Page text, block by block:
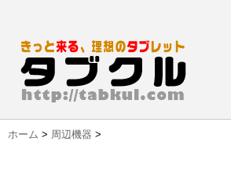
ホーム > 周辺機器 >